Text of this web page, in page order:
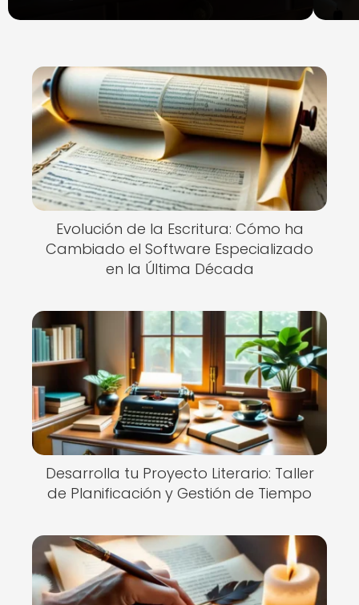
Evolución de la Escritura: Cómo ha
Cambiado el Software Especializado
en la Última Década
Desarrolla tu Proyecto Literario: Taller
de Planificación y Gestión de Tiempo